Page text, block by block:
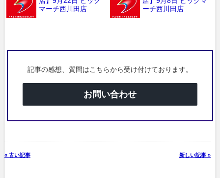
マーチ西川田店
ーチ西川田店
記事の感想、質問はこちらから受け付けております。
お問い合わせ
« 古い記事 新しい記事 »